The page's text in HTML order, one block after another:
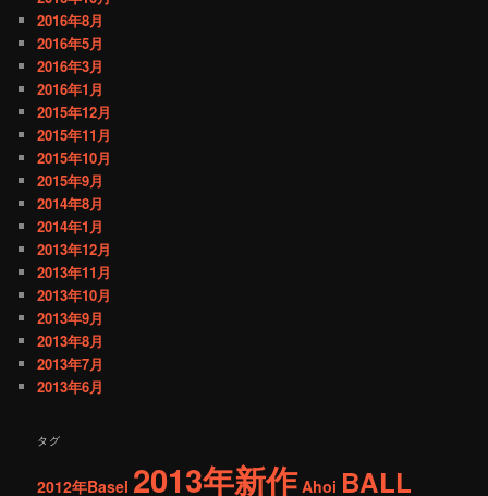
2016年8月
2016年5月
2016年3月
2016年1月
2015年12月
2015年11月
2015年10月
2015年9月
2014年8月
2014年1月
2013年12月
2013年11月
2013年10月
2013年9月
2013年8月
2013年7月
2013年6月
タグ
2012年Basel 2013年新作 Ahoi BALL